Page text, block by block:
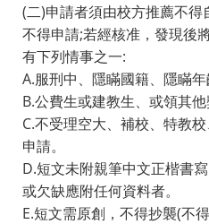
(二)申請者須由校方推薦不得
不得申請;若經核准，發現後
有下列情事之一:
A.服刑中、隱瞞國籍、隱瞞年
B.公費生或建教生、或領其他
C.不受理空大、補校、特教
申請。
D.短文未附親筆中文正楷書
或欠缺應附任何資料者。
E.短文需原創，不得抄襲(不